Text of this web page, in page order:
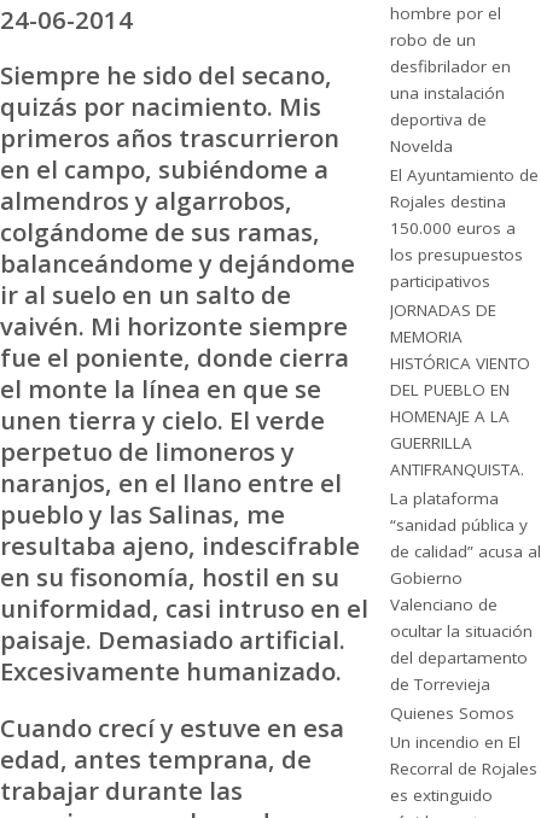
24-06-2014
Siempre he sido del secano,
quizás por nacimiento. Mis
primeros años trascurrieron
en el campo, subiéndome a
almendros y algarrobos,
colgándome de sus ramas,
balanceándome y dejándome
ir al suelo en un salto de
vaivén. Mi horizonte siempre
fue el poniente, donde cierra
el monte la línea en que se
unen tierra y cielo. El verde
perpetuo de limoneros y
naranjos, en el llano entre el
pueblo y las Salinas, me
resultaba ajeno, indescifrable
en su fisonomía, hostil en su
uniformidad, casi intruso en el
paisaje. Demasiado artificial.
Excesivamente humanizado.
Cuando crecí y estuve en esa
edad, antes temprana, de
trabajar durante las
hombre por el
robo de un
desfibrilador en
una instalación
deportiva de
Novelda
El Ayuntamiento de
Rojales destina
150.000 euros a
los presupuestos
participativos
JORNADAS DE
MEMORIA
HISTÓRICA VIENTO
DEL PUEBLO EN
HOMENAJE A LA
GUERRILLA
ANTIFRANQUISTA.
La plataforma
“sanidad pública y
de calidad” acusa al
Gobierno
Valenciano de
ocultar la situación
del departamento
de Torrevieja
Quienes Somos
Un incendio en El
Recorral de Rojales
es extinguido